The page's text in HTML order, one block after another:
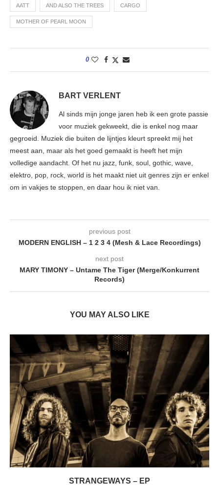
AATT AND ALSO THE TREES CARGO
MOTHER OF PEARL MOON
0
BART VERLENT
Al sinds mijn jonge jaren heb ik een grote passie
voor muziek gekweekt, die is enkel nog maar
gegroeid. Muziek die buiten de lijntjes kleurt spreekt mij het
meest aan, maar als het goed gemaakt is heeft het mijn
volledige aandacht. Of het nu jazz, funk, soul, gothic, wave,
elektro, pop, rock, world is het maakt niet uit genres zijn er enkel
om in vakjes te stoppen, en daar hou ik niet van.
previous post
MODERN ENGLISH – 1 2 3 4 (Mesh & Lace Recordings)
next post
MARY TIMONY – Untame The Tiger (Merge/Konkurrent
Records)
YOU MAY ALSO LIKE
STRANGEWAYS – EP